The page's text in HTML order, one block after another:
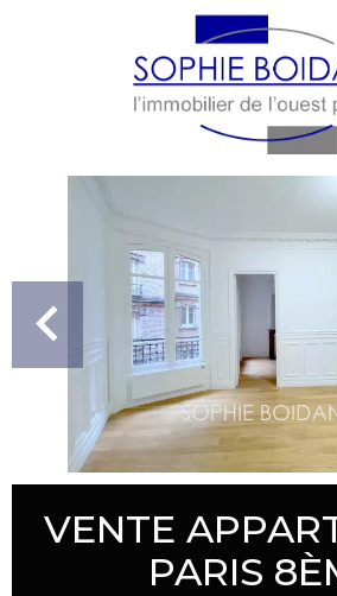
VENTE
PARIS